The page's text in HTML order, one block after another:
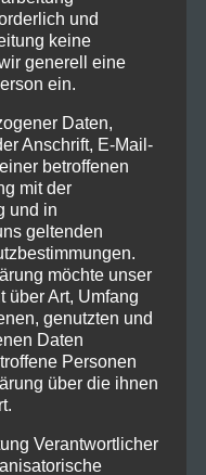
industry using
und
keine
generell eine
ein.
Daten,
Anschrift, E-Mail-
betroffenen
mit der
und in
geltenden
möchte unser
über Art, Umfang
genutzten und
Daten
Personen
über die ihnen
Verantwortlicher